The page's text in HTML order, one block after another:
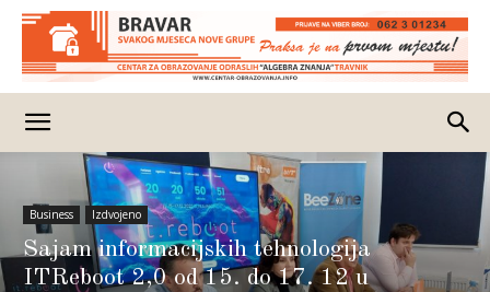
Business Izdvojeno
Sajam informacijskih tehnologija
ITReboot 2,0 od 15. do 17. 12 u